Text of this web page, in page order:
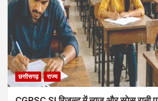
छत्तीसगढ़ राज्य